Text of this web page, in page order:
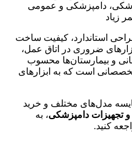
دامپزشکی و عمومی
زیاد
استاندارد، کیفیت ساخت
ضروری در اتاق عمل،
و بیمارستان‌ها محسوب
است که به ابزارهای
مدل‌های مختلف و خرید
تجهیزات دامپزشکی، به
کنید.